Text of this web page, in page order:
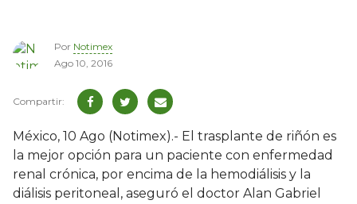
Por Notimex
Ago 10, 2016
México, 10 Ago (Notimex).- El trasplante de riñón es
la mejor opción para un paciente con enfermedad
renal crónica, por encima de la hemodiálisis y la
diálisis peritoneal, aseguró el doctor Alan Gabriel